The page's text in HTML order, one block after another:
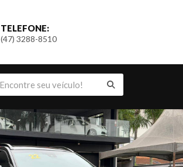
TELEFONE:
(47) 3288-8510